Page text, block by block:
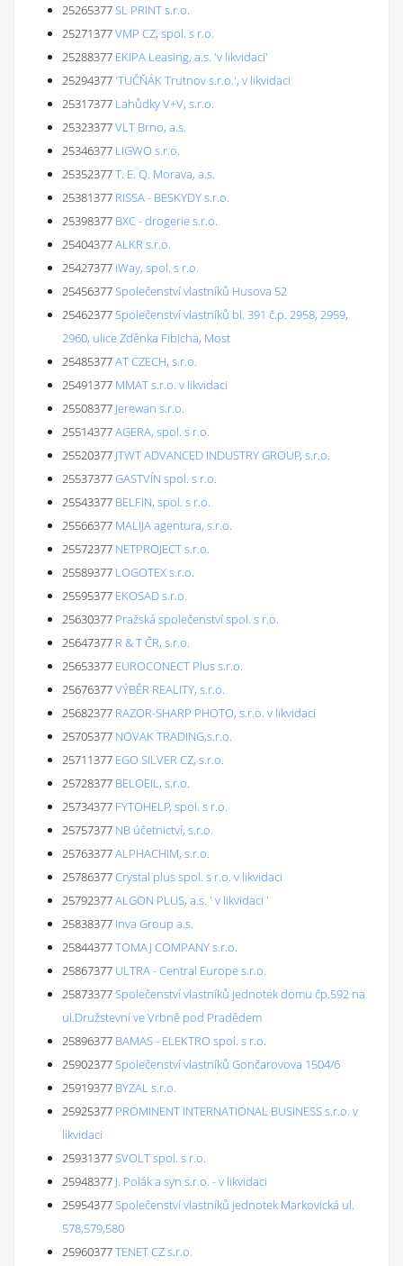
25265377SL PRINT s.r.o.
25271377VMP CZ, spol. s r.o.
25288377 EKIPA Leasing, a.s. 'v likvidaci'
25294377'TUČŇÁK Trutnov s.r.o.', v likvidaci
25317377 Lahůdky V+V, s.r.o.
25323377VLT Brno, a.s.
25346377 LIGWO s.r.o.
25352377T. E. Q. Morava, a.s.
25381377 RISSA - BESKYDY s.r.o.
25398377 BXC - drogerie s.r.o.
25404377ALKR s.r.o.
25427377 iWay, spol. s r.o.
25456377Společenství vlastníků Husova 52
25462377Společenství vlastníků bl. 391 č.p. 2958, 2959,
2960, ulice Zděnka Fibicha, Most
25485377AT CZECH, s.r.o.
25491377 MMAT s.r.o. v likvidaci
25508377 Jerewan s.r.o.
25514377AGERA, spol. s r.o.
25520377 JTWT ADVANCED INDUSTRY GROUP, s.r.o.
25537377GASTVÍN spol. s r.o.
25543377 BELFIN, spol. s r.o.
25566377 MALIJA agentura, s.r.o.
25572377 NETPROJECT s.r.o.
25589377 LOGOTEX s.r.o.
25595377 EKOSAD s.r.o.
25630377 Pražská společenství spol. s r.o.
25647377 R & T ČR, s.r.o.
25653377 EUROCONECT Plus s.r.o.
25676377VÝBĚR REALITY, s.r.o.
25682377 RAZOR-SHARP PHOTO, s.r.o. v likvidaci
25705377 NOVAK TRADING,s.r.o.
25711377 EGO SILVER CZ, s.r.o.
25728377 BELOEIL, s.r.o.
25734377 FYTOHELP, spol. s r.o.
25757377 NB účetnictví, s.r.o.
25763377ALPHACHIM, s.r.o.
25786377Crystal plus spol. s r.o. v likvidaci
25792377ALGON PLUS, a.s. ' v likvidaci '
25838377 Inva Group a.s.
25844377TOMAJ COMPANY s.r.o.
25867377 ULTRA - Central Europe s.r.o.
25873377Společenství vlastníků jednotek domu čp.592 na
ul.Družstevní ve Vrbně pod Pradědem
25896377 BAMAS - ELEKTRO spol. s r.o.
25902377Společenství vlastníků Gončarovova 1504/6
25919377 BYZAL s.r.o.
25925377 PROMINENT INTERNATIONAL BUSINESS s.r.o. v
likvidaci
25931377SVOLT spol. s r.o.
25948377 J. Polák a syn s.r.o. - v likvidaci
25954377Společenství vlastníků jednotek Markovická ul.
578,579,580
25960377TENET CZ s.r.o.